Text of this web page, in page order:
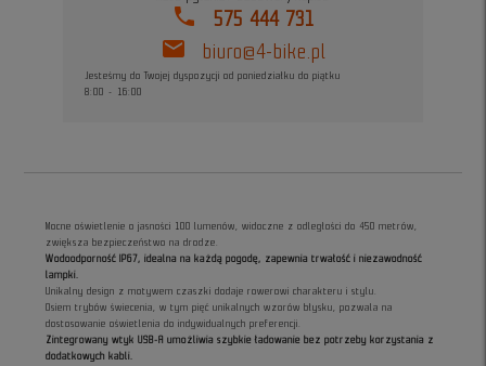
phone 575 444 731
mail biuro@4-bike.pl
Jesteśmy do Twojej dyspozycji od poniedziałku do piątku
8:00 - 16:00
Mocne oświetlenie o jasności 100 lumenów, widoczne z odległości do 450 metrów,
zwiększa bezpieczeństwo na drodze.
Wodoodporność IP67, idealna na każdą pogodę, zapewnia trwałość i niezawodność
lampki.
Unikalny design z motywem czaszki dodaje rowerowi charakteru i stylu.
Osiem trybów świecenia, w tym pięć unikalnych wzorów błysku, pozwala na
dostosowanie oświetlenia do indywidualnych preferencji.
Zintegrowany wtyk USB-A umożliwia szybkie ładowanie bez potrzeby korzystania z
dodatkowych kabli.